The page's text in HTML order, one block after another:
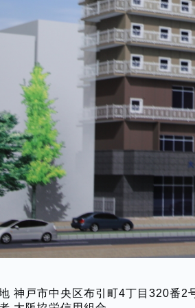
神戸市中央区布引町4丁目320番2